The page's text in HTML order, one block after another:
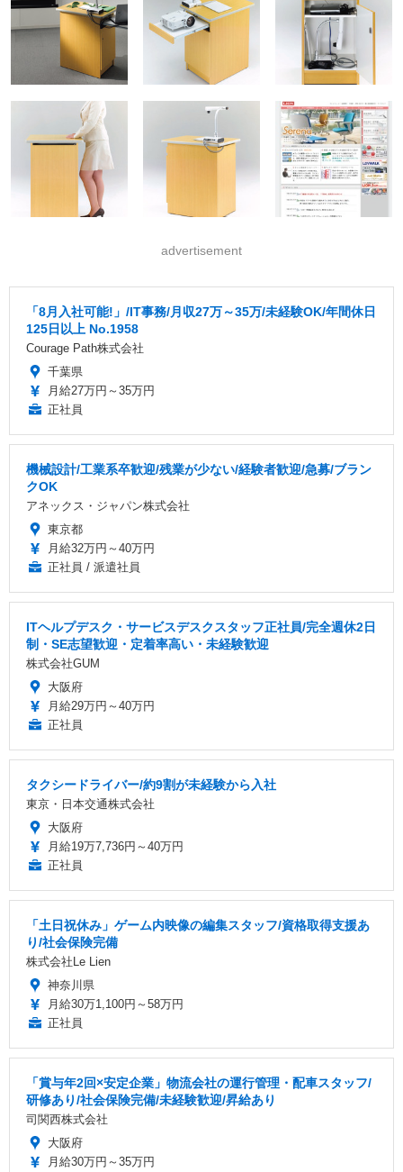
advertisement
「8月入社可能!」/IT事務/月収27万～35万/未経験OK/年間休日
125日以上 No.1958
Courage Path株式会社
千葉県
月給27万円～35万円
正社員
機械設計/工業系卒歓迎/残業が少ない/経験者歓迎/急募/ブラン
クOK
アネックス・ジャパン株式会社
東京都
月給32万円～40万円
正社員 / 派遣社員
ITヘルプデスク・サービスデスクスタッフ正社員/完全週休2日
制・SE志望歓迎・定着率高い・未経験歓迎
株式会社GUM
大阪府
月給29万円～40万円
正社員
タクシードライバー/約9割が未経験から入社
東京・日本交通株式会社
大阪府
月給19万7,736円～40万円
正社員
「土日祝休み」ゲーム内映像の編集スタッフ/資格取得支援あ
り/社会保険完備
株式会社Le Lien
神奈川県
月給30万1,100円～58万円
正社員
「賞与年2回×安定企業」物流会社の運行管理・配車スタッフ/
研修あり/社会保険完備/未経験歓迎/昇給あり
司関西株式会社
大阪府
月給30万円～35万円